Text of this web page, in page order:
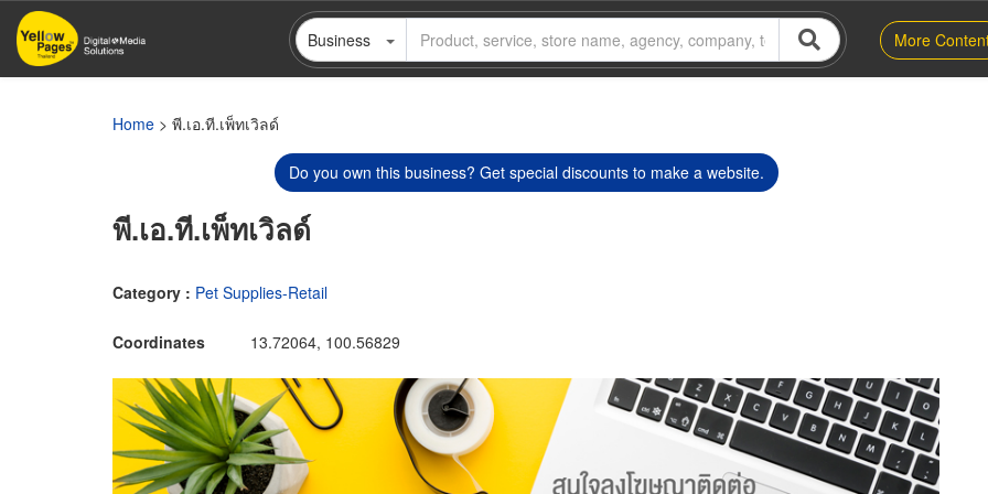
Skip
main
Business More
Home > พี.เอ.ที.เพ็ทเวิลด์
Do you own this business? Get special discounts to make a website.
พี.เอ.ที.เพ็ทเวิลด์
Category : Pet Supplies-Retail
Coordinates 13.72064, 100.56829